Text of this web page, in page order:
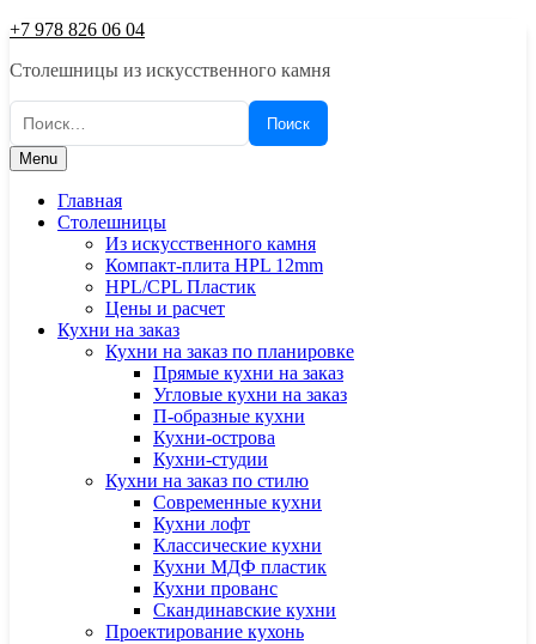
Skip
content
+7 978 826 06 04
Столешницы из искусcтвенного камня
Найти:
Menu
Главная
Столешницы
Из искусственного камня
Компакт-плита HPL 12mm
HPL/CPL Пластик
Цены и расчет
Кухни на заказ
Кухни на заказ по планировке
Прямые кухни на заказ
Угловые кухни на заказ
П-образные кухни
Кухни-острова
Кухни-студии
Кухни на заказ по стилю
Современные кухни
Кухни лофт
Классические кухни
Кухни МДФ пластик
Кухни прованс
Скандинавские кухни
Проектирование кухонь